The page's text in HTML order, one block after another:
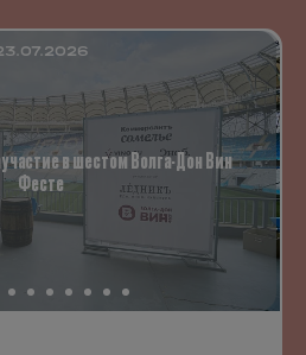
в шестом Волга-Дон Вин
Фесте